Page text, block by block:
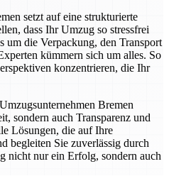
setzt auf eine strukturierte
dass Ihr Umzug so stressfrei
die Verpackung, den Transport
kümmern sich um alles. So
konzentrieren, die Ihr
Bremen
sondern auch Transparenz und
Lösungen, die auf Ihre
begleiten Sie zuverlässig durch
nicht nur ein Erfolg, sondern auch